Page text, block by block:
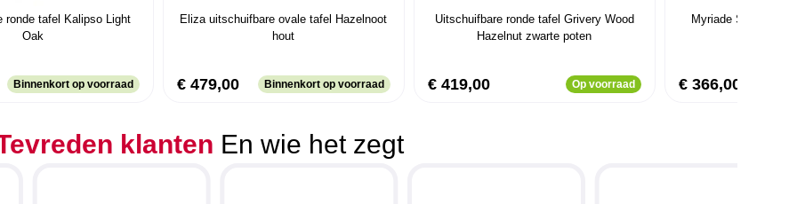
ronde tafel Kalipso Light
Oak
Binnenkort op voorraad
Eliza uitschuifbare ovale tafel Hazelnoot
hout
€ 479,00 Binnenkort op voorraad
Uitschuifbare ronde tafel Grivery Wood
Hazelnut zwarte poten
€ 419,00 Op voorraad
Myriade Sonoma
€ 366,00
klanten En wie het zegt